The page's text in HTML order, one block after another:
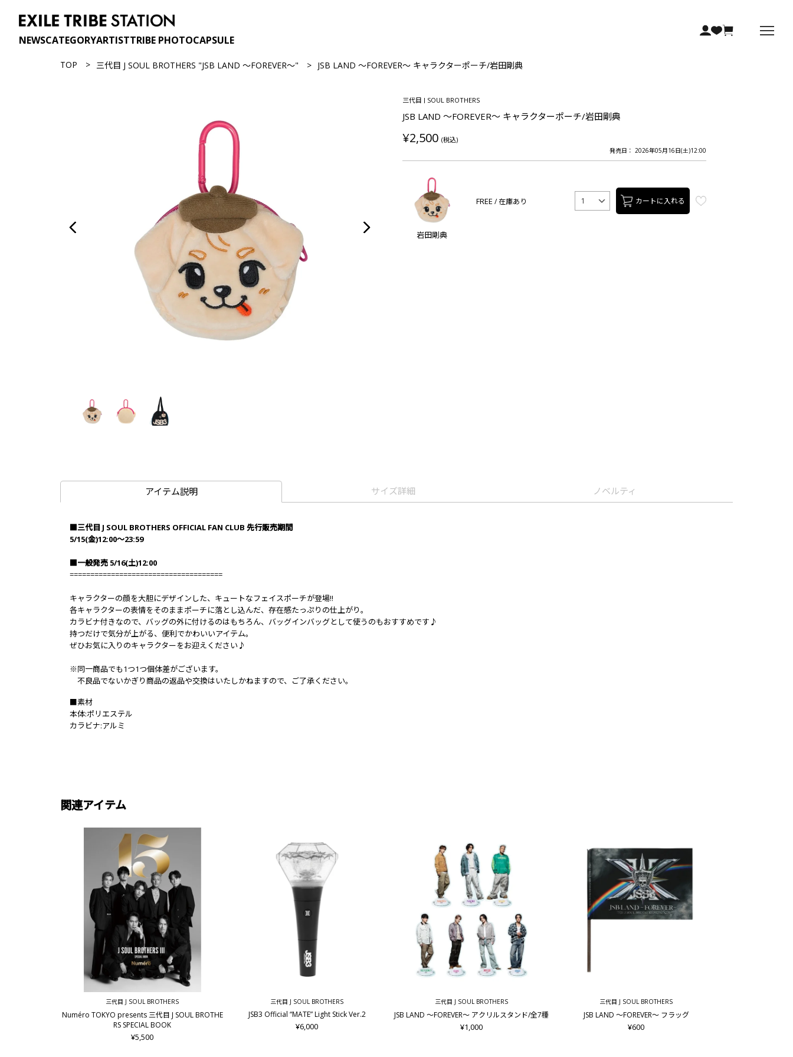
NEWSCATEGORYARTISTTRIBE PHOTOCAPSULE
TOP 三代目 J SOUL BROTHERS "JSB LAND ～FOREVER～" JSB LAND ～FOREVER～ キャラクターポーチ/岩田剛典
三代目 J SOUL BROTHERS
JSB LAND ～FOREVER～ キャラクターポーチ/岩田剛典
¥2,500 (税込)
発売日： 2026年05月16日(土)12:00
岩田剛典
FREE / 在庫あり 1 カートに入れる
アイテム説明 サイズ詳細 ノベルティ
■三代目 J SOUL BROTHERS OFFICIAL FAN CLUB 先行販売期間
5/15(金)12:00～23:59
■一般発売 5/16(土)12:00
=====================================
キャラクターの顔を大胆にデザインした、キュートなフェイスポーチが登場!!
各キャラクターの表情をそのままポーチに落とし込んだ、存在感たっぷりの仕上がり。
カラビナ付きなので、バッグの外に付けるのはもちろん、バッグインバッグとして使うのもおすすめです♪
持つだけで気分が上がる、便利でかわいいアイテム。
ぜひお気に入りのキャラクターをお迎えください♪
※同一商品でも1つ1つ個体差がございます。
不良品でないかぎり商品の返品や交換はいたしかねますので、ご了承ください。
■素材
本体:ポリエステル
カラビナ:アルミ
関連アイテム
三代目 J SOUL BROTHERS
Numéro TOKYO presents 三代目 J SOUL BROTHE
RS SPECIAL BOOK
¥5,500
三代目 J SOUL BROTHERS
JSB3 Official “MATE” Light Stick Ver.2
¥6,000
三代目 J SOUL BROTHERS
JSB LAND ～FOREVER～ アクリルスタンド/全7種
¥1,000
三代目 J SOUL BROTHERS
JSB LAND ～FOREVER～ フラッグ
¥600